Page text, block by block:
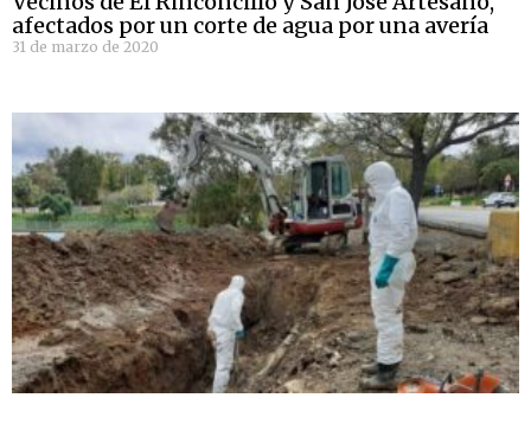
afectados por un corte de agua por una avería
31 de marzo de 2020